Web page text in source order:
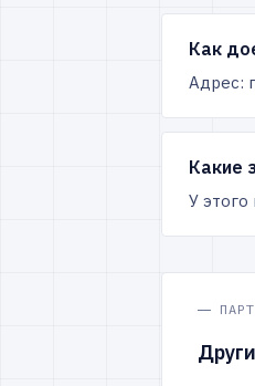
Как
Адрес:
Какие
У